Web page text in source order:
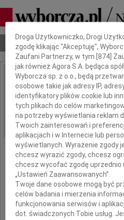
Nekrologi Odeszli Poradnik
IMIĘ I NAZWISKO:
REGION: Częstochowa
DATA EMISJI: 29.09.2017
Dbamy o Twoją prywatność
Droga Użytkowniczko, Drogi
zgodę klikając "Akceptuję",
Zaufani Partnerzy, w tym [874 ]
jak również Agora S.A. będąca
Wyborcza sp. z o.o., będą
osobowe takie jak adresy IP,
identyfikatory plików cookie lub
tych plikach do celów
na potrzeby wyświetlania reklam
Twoich zainteresowań i
aplikacjach i w Internecie lub
wyświetlanych. Wyrażenie zgody
chcesz wyrazić zgody, chcesz
chcesz wycofać zgodę uprzednio
„Ustawień Zaawansowanych”.
Twoje dane osobowe mogą być
celów badania i mierzenia
funkcjonowania serwisów i
dot. świadczonych Tobie usług.